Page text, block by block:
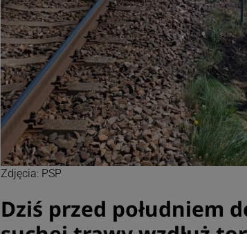
Zdjęcia: PSP
Dziś przed południem